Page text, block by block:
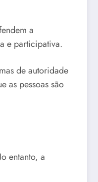
a
e participativa.
de autoridade
as pessoas são
entanto, a